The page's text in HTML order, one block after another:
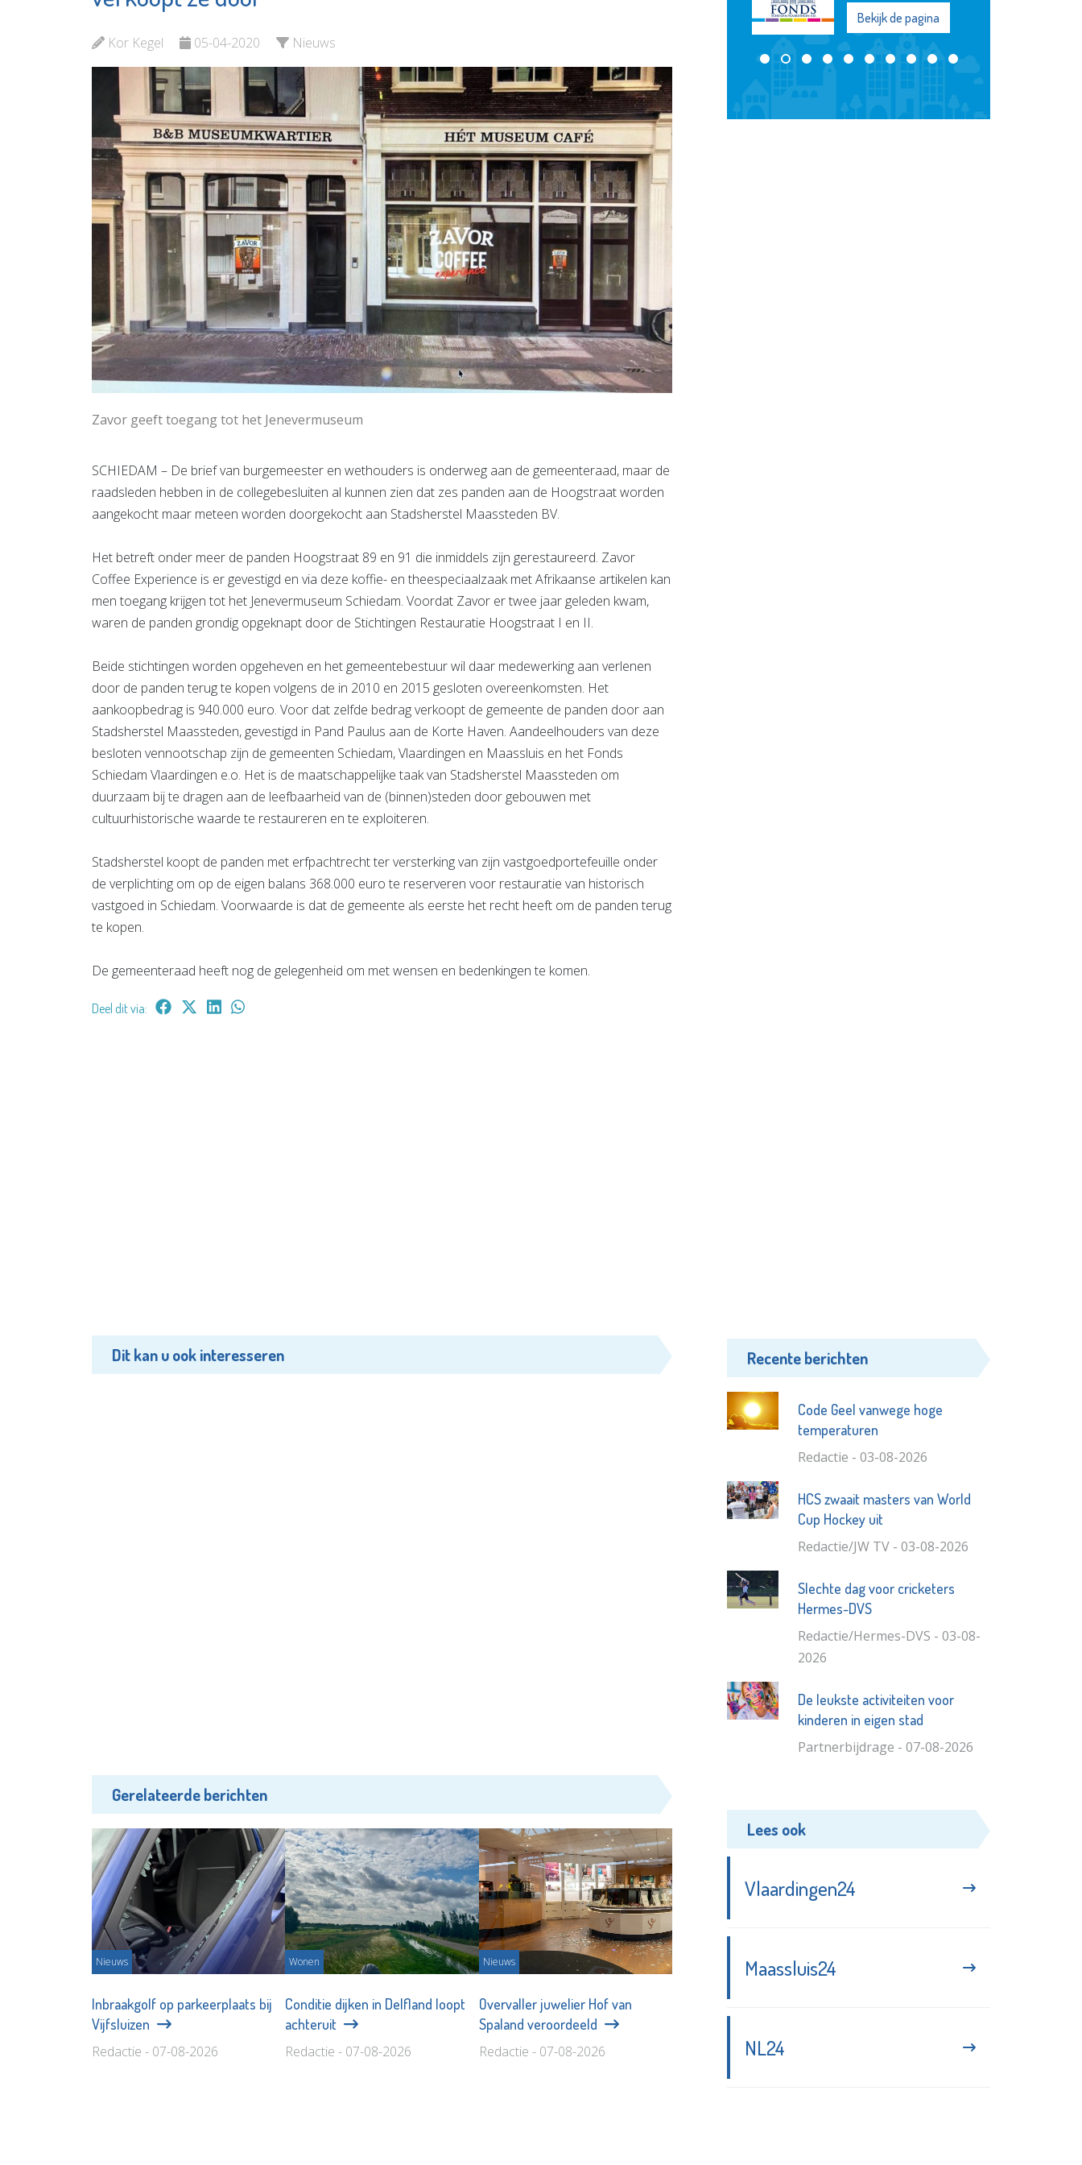
Kor Kegel 05-04-2020 Nieuws
Zavor geeft toegang tot het Jenevermuseum
SCHIEDAM – De brief van burgemeester en wethouders is onderweg aan de gemeenteraad, maar de
raadsleden hebben in de collegebesluiten al kunnen zien dat zes panden aan de Hoogstraat worden
aangekocht maar meteen worden doorgekocht aan Stadsherstel Maassteden BV.
Het betreft onder meer de panden Hoogstraat 89 en 91 die inmiddels zijn gerestaureerd. Zavor
Coffee Experience is er gevestigd en via deze koffie- en theespeciaalzaak met Afrikaanse artikelen kan
men toegang krijgen tot het Jenevermuseum Schiedam. Voordat Zavor er twee jaar geleden kwam,
waren de panden grondig opgeknapt door de Stichtingen Restauratie Hoogstraat I en II.
Beide stichtingen worden opgeheven en het gemeentebestuur wil daar medewerking aan verlenen
door de panden terug te kopen volgens de in 2010 en 2015 gesloten overeenkomsten. Het
aankoopbedrag is 940.000 euro. Voor dat zelfde bedrag verkoopt de gemeente de panden door aan
Stadsherstel Maassteden, gevestigd in Pand Paulus aan de Korte Haven. Aandeelhouders van deze
besloten vennootschap zijn de gemeenten Schiedam, Vlaardingen en Maassluis en het Fonds
Schiedam Vlaardingen e.o. Het is de maatschappelijke taak van Stadsherstel Maassteden om
duurzaam bij te dragen aan de leefbaarheid van de (binnen)steden door gebouwen met
cultuurhistorische waarde te restaureren en te exploiteren.
Stadsherstel koopt de panden met erfpachtrecht ter versterking van zijn vastgoedportefeuille onder
de verplichting om op de eigen balans 368.000 euro te reserveren voor restauratie van historisch
vastgoed in Schiedam. Voorwaarde is dat de gemeente als eerste het recht heeft om de panden terug
te kopen.
De gemeenteraad heeft nog de gelegenheid om met wensen en bedenkingen te komen.
Deel dit via:
Dit kan u ook interesseren
Gerelateerde berichten
Nieuws
Inbraakgolf op parkeerplaats bij
Vijfsluizen
Redactie - 07-08-2026
Wonen
Conditie dijken in Delfland loopt
achteruit
Redactie - 07-08-2026
Nieuws
Overvaller juwelier Hof van
Spaland veroordeeld
Redactie - 07-08-2026
Bekijk de pagina
Bekijk de pagina
Recente berichten
Code Geel vanwege hoge
temperaturen
Redactie - 03-08-2026
HCS zwaait masters van World
Cup Hockey uit
Redactie/JW TV - 03-08-2026
Slechte dag voor cricketers
Hermes-DVS
Redactie/Hermes-DVS - 03-08-
2026
De leukste activiteiten voor
kinderen in eigen stad
Partnerbijdrage - 07-08-2026
Lees ook
Vlaardingen24
Maassluis24
NL24